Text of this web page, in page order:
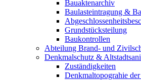
Bauaktenarchiv
Baulasteintragung &
Grundstücksteilung
Baukontrollen
Abteilung Brand- und
Denkmalschutz &
Zuständigkeiten
Denkmaltopograhie